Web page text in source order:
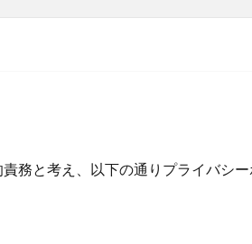
務と考え、以下の通りプライバシー